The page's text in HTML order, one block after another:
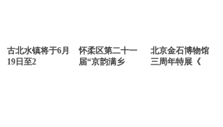
古北水镇将于6月
19日至2
怀柔区第二十一
届“京韵满乡
北京金石博物馆
三周年特展《